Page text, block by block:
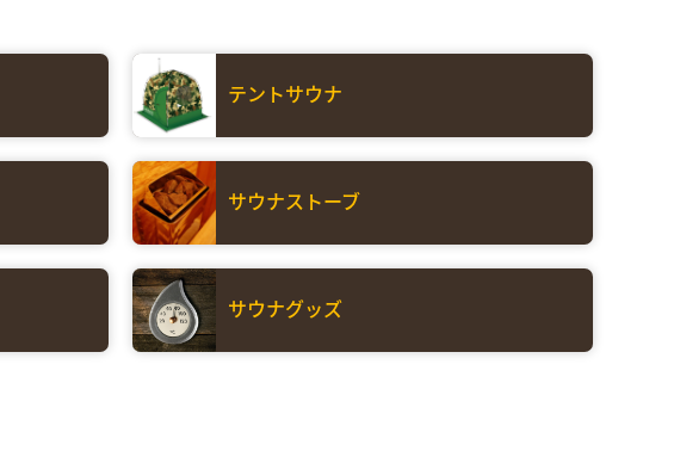
テントサウナ
サウナストーブ
サウナグッズ